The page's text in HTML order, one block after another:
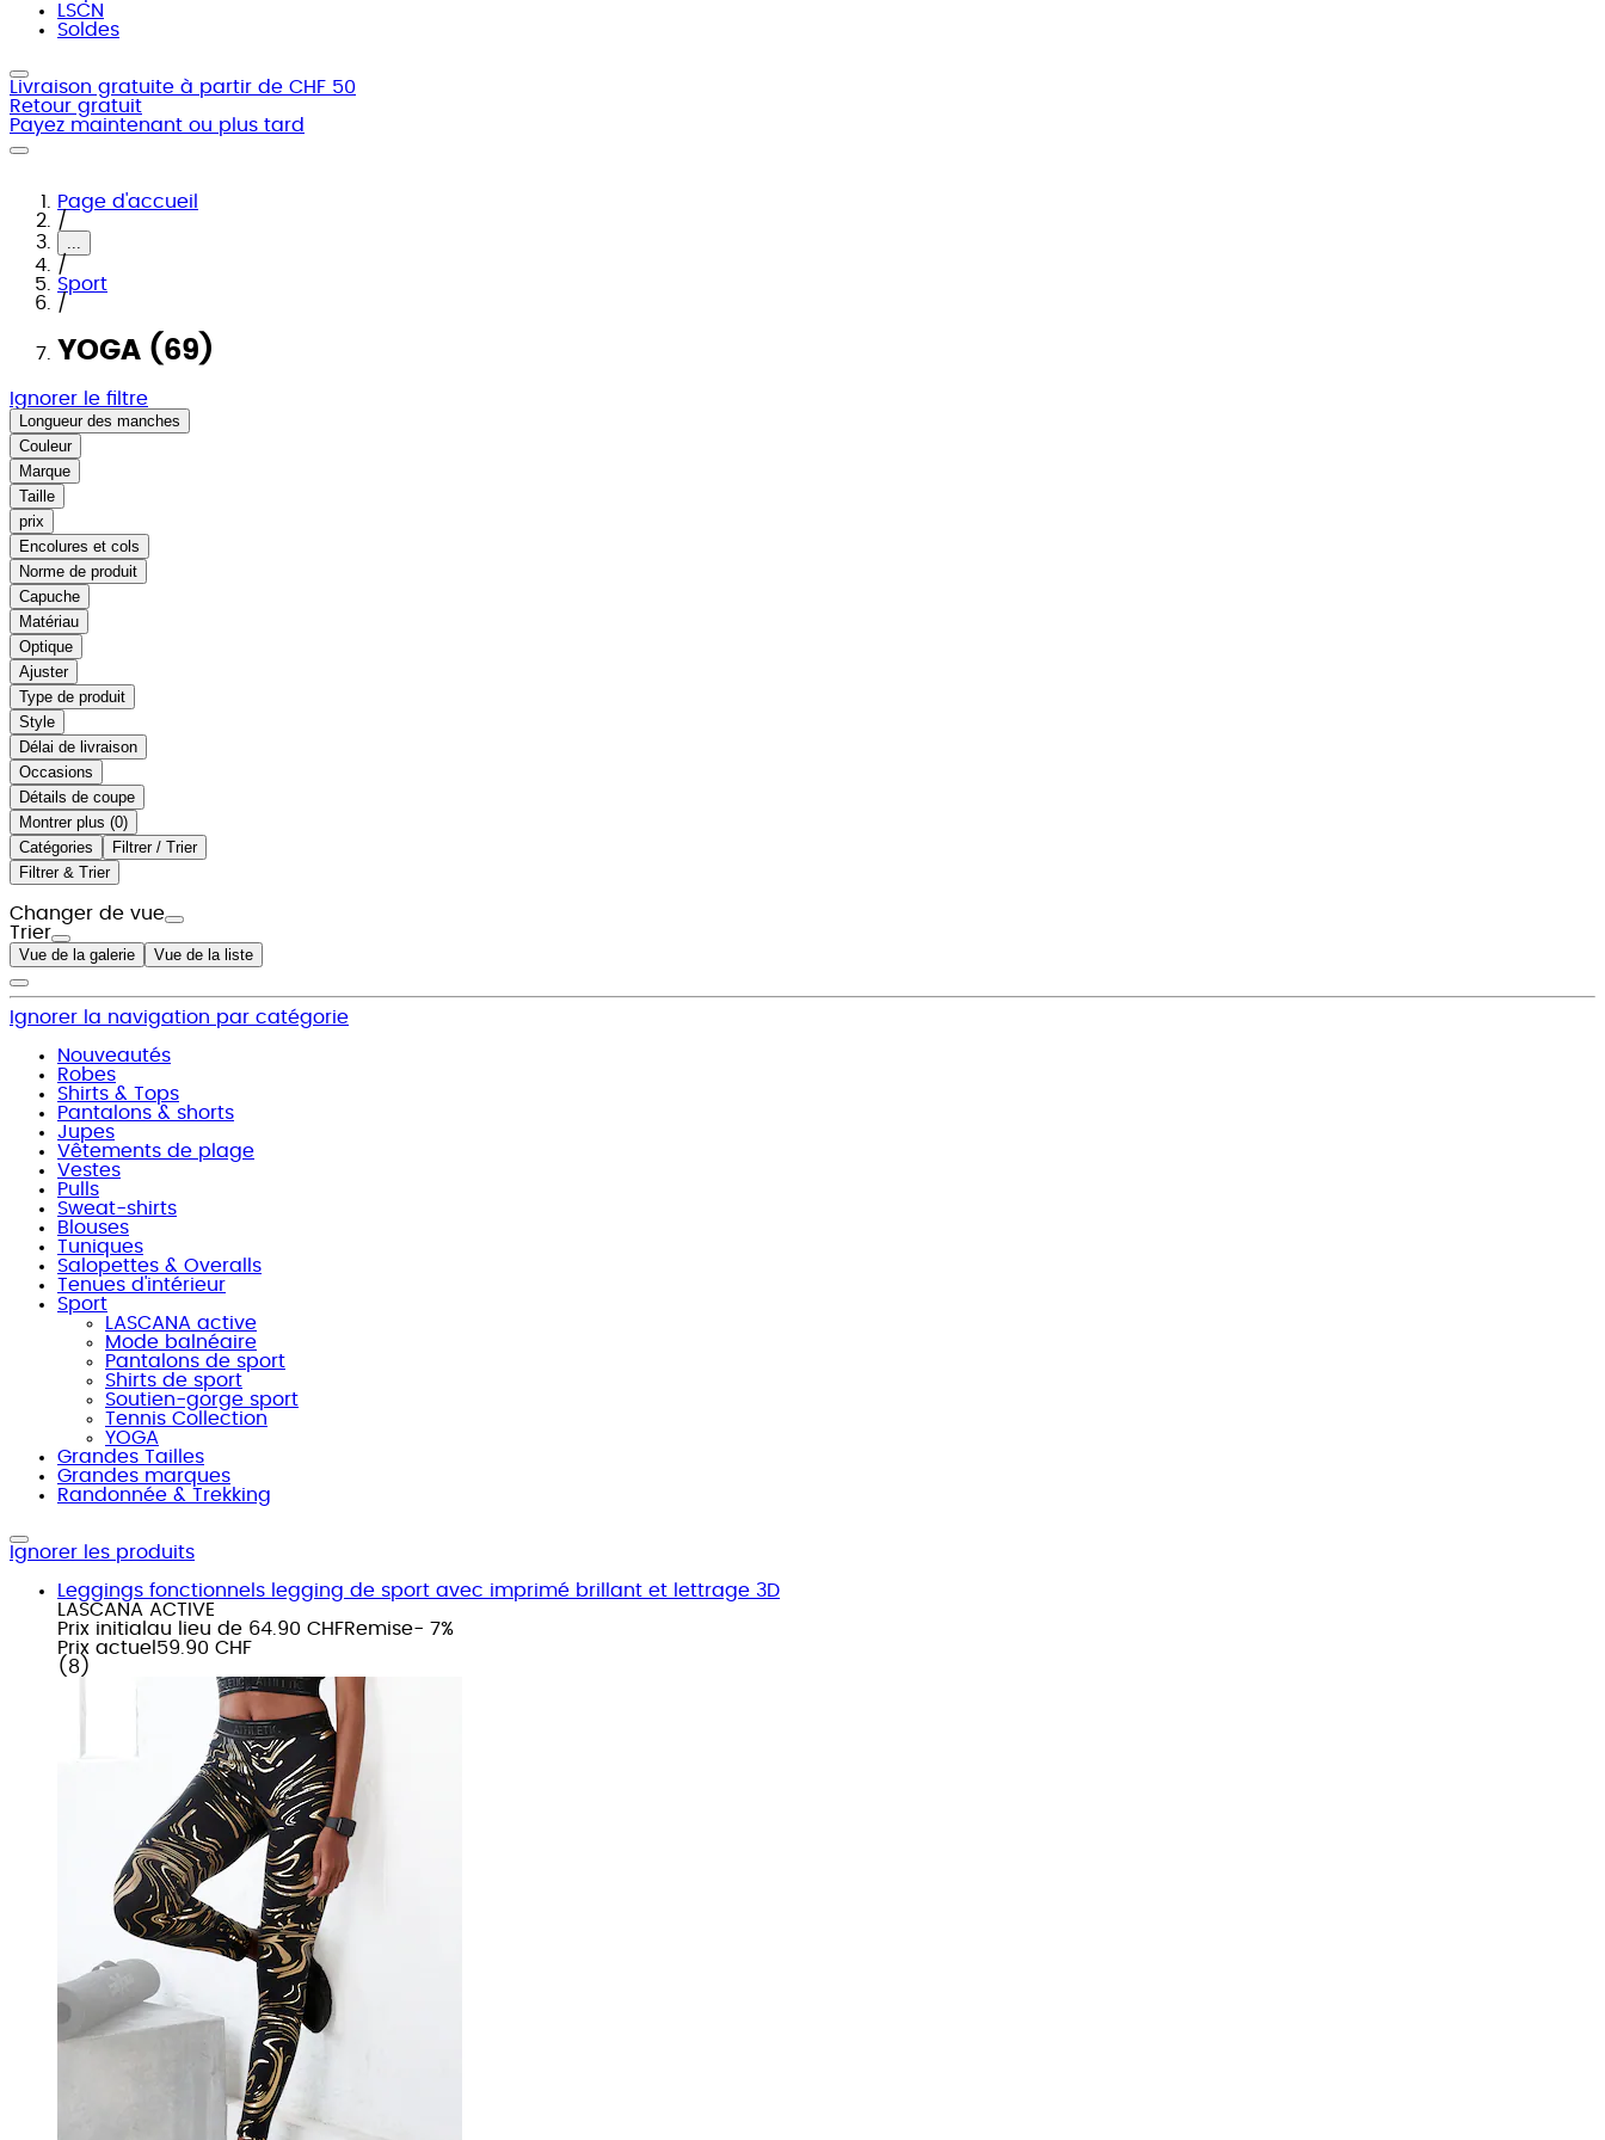
LSCN
Soldes
Livraison gratuite à partir de CHF 50
Retour gratuit
Payez maintenant ou plus tard
Page d'accueil
/
...
/
Sport
/
YOGA (69)
Ignorer le filtre
Longueur des manches
Couleur
Marque
Taille
prix
Encolures et cols
Norme de produit
Capuche
Matériau
Optique
Ajuster
Type de produit
Style
Délai de livraison
Occasions
Détails de coupe
Montrer plus ( )
Catégories
Filtrer / Trier
Filtrer & Trier
Changer de vue
Trier
Vue de la galerie Vue de la liste
Ignorer la navigation par catégorie
Nouveautés
Robes
Shirts & Tops
Pantalons & shorts
Jupes
Vêtements de plage
Vestes
Pulls
Sweat-shirts
Blouses
Tuniques
Salopettes & Overalls
Tenues d'intérieur
Sport
LASCANA active
Mode balnéaire
Pantalons de sport
Shirts de sport
Soutien-gorge sport
Tennis Collection
YOGA
Grandes Tailles
Grandes marques
Randonnée & Trekking
Ignorer les produits
Leggings fonctionnels legging de sport avec imprimé brillant et lettrage 3D
LASCANA ACTIVE
Prix initial au lieu de 64.90 CHFRemise- 7%
Prix actuel 59.90 CHF
( 8 )